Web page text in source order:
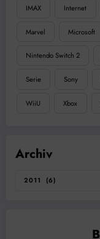
IMAX Internet
Marvel Microsoft
Nintendo Switch 2
Serie Sony
WiiU Xbox
Archiv